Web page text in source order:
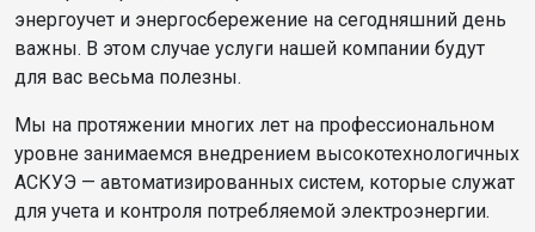
энергоучет и энергосбережение на сегодняшний день
важны. В этом случае услуги нашей компании будут
для вас весьма полезны.
Мы на протяжении многих лет на профессиональном
уровне занимаемся внедрением высокотехнологичных
АСКУЭ — автоматизированных систем, которые служат
для учета и контроля потребляемой электроэнергии.